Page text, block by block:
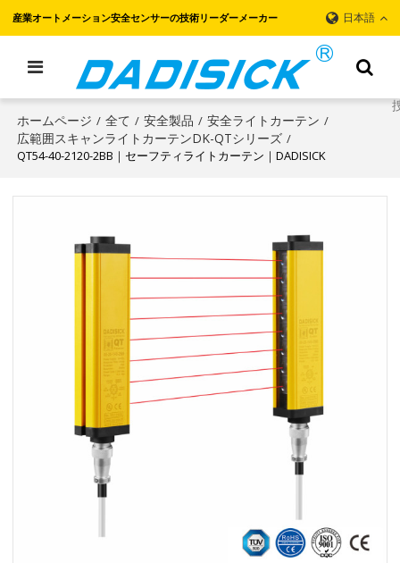
産業オートメーション安全センサーの技術リーダーメーカー 日本語
ホームページ / 全て / 安全製品 / 安全ライトカーテン /
広範囲スキャンライトカーテンDK-QTシリーズ /
QT54-40-2120-2BB｜セーフティライトカーテン｜DADISICK